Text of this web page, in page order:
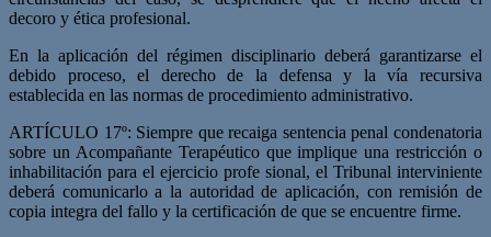
decoro y ética profesional.
En la aplicación del régimen disciplinario deberá garantizarse el
debido proceso, el de­recho de la defensa y la vía recursiva
establecida en las normas de procedimiento ad­ministrativo.
ARTÍCULO 17º: Siempre que recaiga sentencia penal condenatoria
sobre un Acompa­ñante Terapéutico que implique una restricción o
inhabilitación para el ejercicio profe­ sional, el Tribunal interviniente
deberá comunicarlo a la autoridad de aplicación, con remisión de
copia integra del fallo y la certificación de que se encuentre firme.